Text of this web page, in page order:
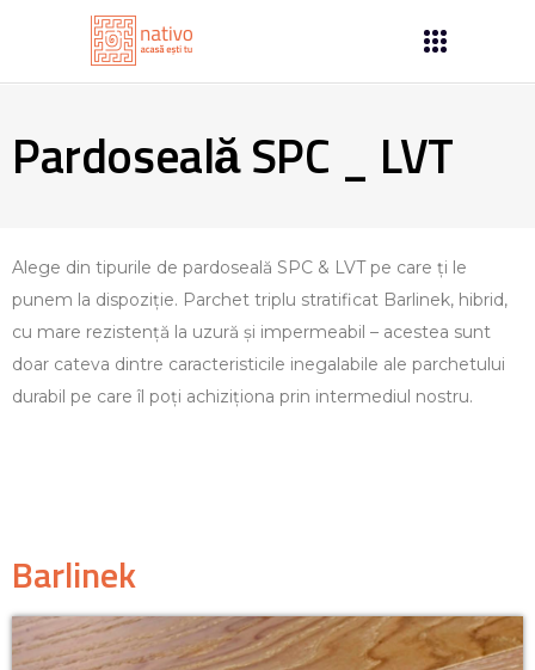
Pardoseală SPC _ LVT
Alege din tipurile de pardoseală SPC & LVT pe care ți le
punem la dispoziție. Parchet triplu stratificat Barlinek, hibrid,
cu mare rezistență la uzură și impermeabil – acestea sunt
doar cateva dintre caracteristicile inegalabile ale parchetului
durabil pe care îl poți achiziționa prin intermediul nostru.
Barlinek